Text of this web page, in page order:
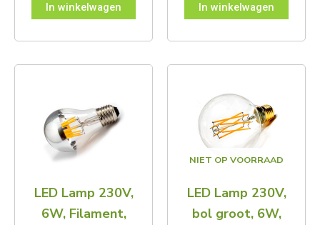
In winkelwagen
In winkelwagen
LED Lamp 230V,
6W, Filament,
NIET OP VOORRAAD
LED Lamp 230V,
bol groot, 6W,